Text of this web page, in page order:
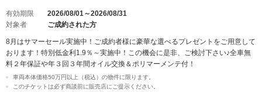
有効期限
2026/08/01～2026/08/31
対象者
ご成約された方
8月はサマーセール実施中！ご成約者様に豪華な選べるプレゼントをご用意して
おります！特別低金利1.9％～実施中！この機会に是非、ご検討下さい♪全車無
料２年保証や年３回３年間オイル交換＆ポリマーメンテ付！
車両本体価格50万円以上（税込）の物件に限ります。
このチケットは必ず商談前に販売店にご提示ください。